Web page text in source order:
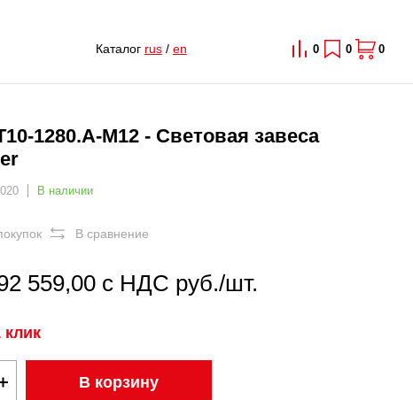
Каталог rus/ en 0 0 0
1280.A-M12 - Световая завеса
В наличии
В сравнение
559,00 с НДС руб./шт.
клик
В корзину